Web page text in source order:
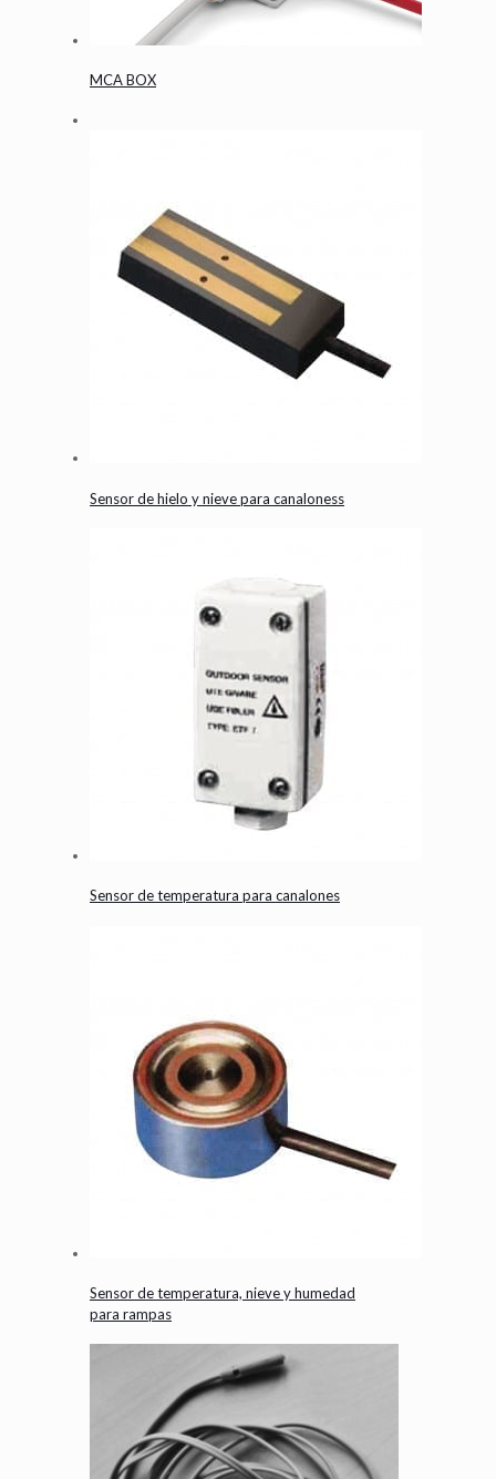
MCA BOX
Sensor de hielo y nieve para canaloness
Sensor de temperatura para canalones
Sensor de temperatura, nieve y humedad
para rampas